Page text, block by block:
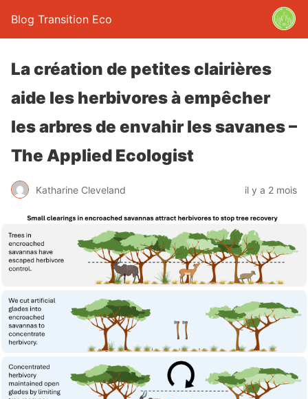
Blog Transition Eco
La création de petites clairières
aide les herbivores à empêcher
les arbres de envahir les savanes –
The Applied Ecologist
Katharine Cleveland il y a 2 mois